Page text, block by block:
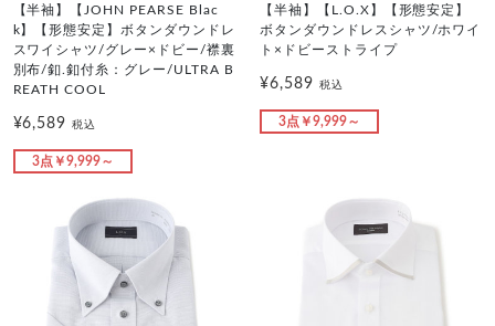
【半袖】【JOHN PEARSE Blac
k】【形態安定】ボタンダウンドレ
スワイシャツ/グレー×ドビー/襟裏
別布/釦.釦付糸：グレー/ULTRA B
REATH COOL
¥6,589税込
3点￥9,999～
【半袖】【L.O.X】【形態安定】
ボタンダウンドレスシャツ/ホワイ
ト×ドビーストライプ
¥6,589 税込
3点￥9,999～